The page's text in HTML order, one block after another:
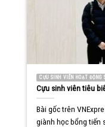
CỰU SINH VIÊN HOẠT
Cựu sinh viên tiêu
Bài gốc trên
giành học bổng tiến